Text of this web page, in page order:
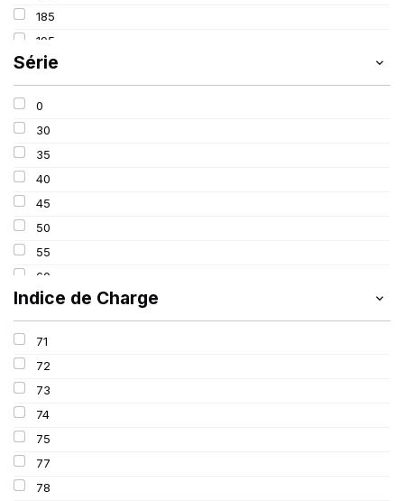
185
195
205
215
225
235
245
255
265
275
285
305
Série
0
30
35
40
45
50
55
60
65
70
80
82
650
Indice de Charge
71
72
73
74
75
77
78